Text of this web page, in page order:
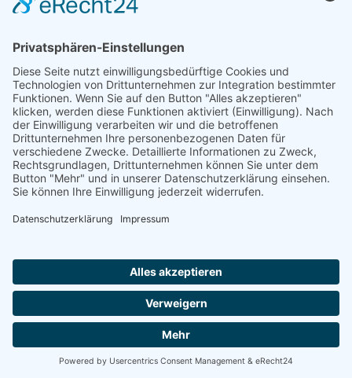
Neuenkamp ist eine Tochtergesellschaft der
Gruppe
FACEBOOK LINKEDIN
© 2024 Messerfabrik Neuenkamp GmbH | Bockhackerstraße
14 | 42499 Hückeswagen | Deutschland
DOWNLOADS
COOKIE-EINSTELLUNGEN